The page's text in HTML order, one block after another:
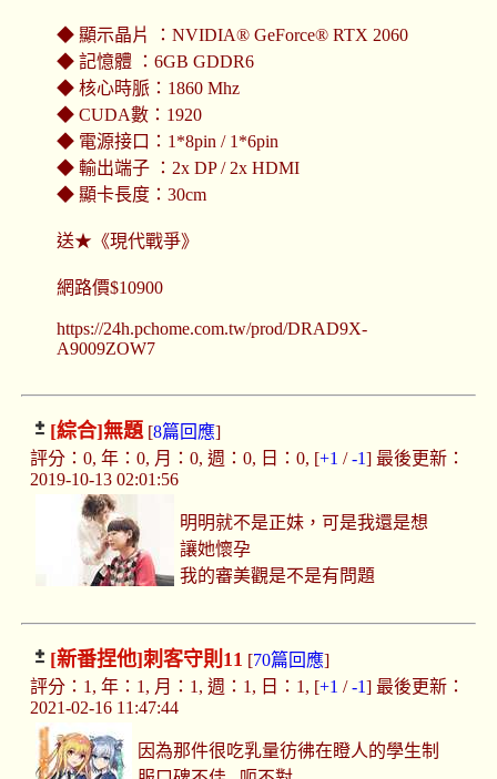
◆ 顯示晶片 ：NVIDIA® GeForce® RTX 2060
◆ 記憶體 ：6GB GDDR6
◆ 核心時脈：1860 Mhz
◆ CUDA數：1920
◆ 電源接口：1*8pin / 1*6pin
◆ 輸出端子 ：2x DP / 2x HDMI
◆ 顯卡長度：30cm
送★《現代戰爭》
網路價$10900
https://24h.pchome.com.tw/prod/DRAD9X-
A9009ZOW7
[綜合]無題[8篇回應]
評分：0, 年：0, 月：0, 週：0, 日：0, [+1 /-1] 最後更新：
2019-10-13 02:01:56
明明就不是正妹，可是我還是想
讓她懷孕
我的審美觀是不是有問題
[新番捏他]刺客守則11 [70篇回應]
評分：1, 年：1, 月：1, 週：1, 日：1, [+1 /-1] 最後更新：
2021-02-16 11:47:44
因為那件很吃乳量彷彿在瞪人的學生制